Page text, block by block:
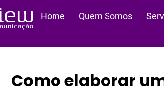
Home Quem Somos
Como elaborar